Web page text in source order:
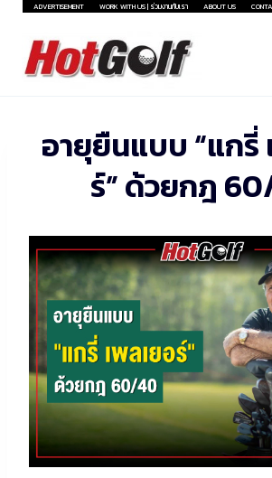
Skip
content
ADVERTISEMENT WORK WITH US | ร่วมงานกับเรา ABOUT US
อายุยืนแบบ “แกรี่
ร์” ด้วยกฎ